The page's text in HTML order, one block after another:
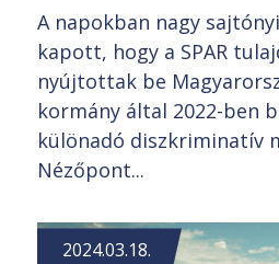
A napokban nagy
kapott, hogy a SPAR
nyújtottak be
kormány által 2022-ben
különadó diszkriminatív
Nézőpont...
2024.03.18.